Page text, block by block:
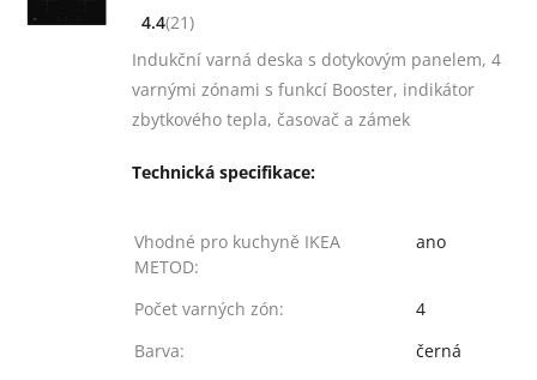
[common_new:review_aria]
([common_new:rating_count] 21)
4.4
z 5
4.4(21)
Indukční varná deska s dotykovým panelem, 4
varnými zónami s funkcí Booster, indikátor
zbytkového tepla, časovač a zámek
Technická specifikace:
Vhodné pro kuchyně IKEA
METOD:
ano
Počet varných zón:
4
Barva:
černá